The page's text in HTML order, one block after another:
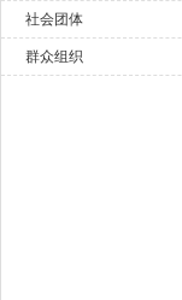
社会团体
群众组织